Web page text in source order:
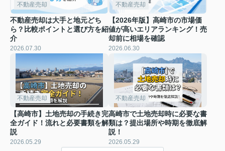
不動産売却
不動産売却は大手と地元どち
ら？比較ポイントと選び方を紹
介
2026.07.30
不動産売却
【2026年版】高崎市の市場価
値が高いエリアランキング！売
却前に相場を確認
2026.06.30
不動産売却
【高崎市】土地売却の手続き完
全ガイド！流れと必要書類を解
説
2026.05.29
不動産売却
高崎市で土地売却時に必要な書
類は？提出場所や時期を徹底解
説！
2026.05.29